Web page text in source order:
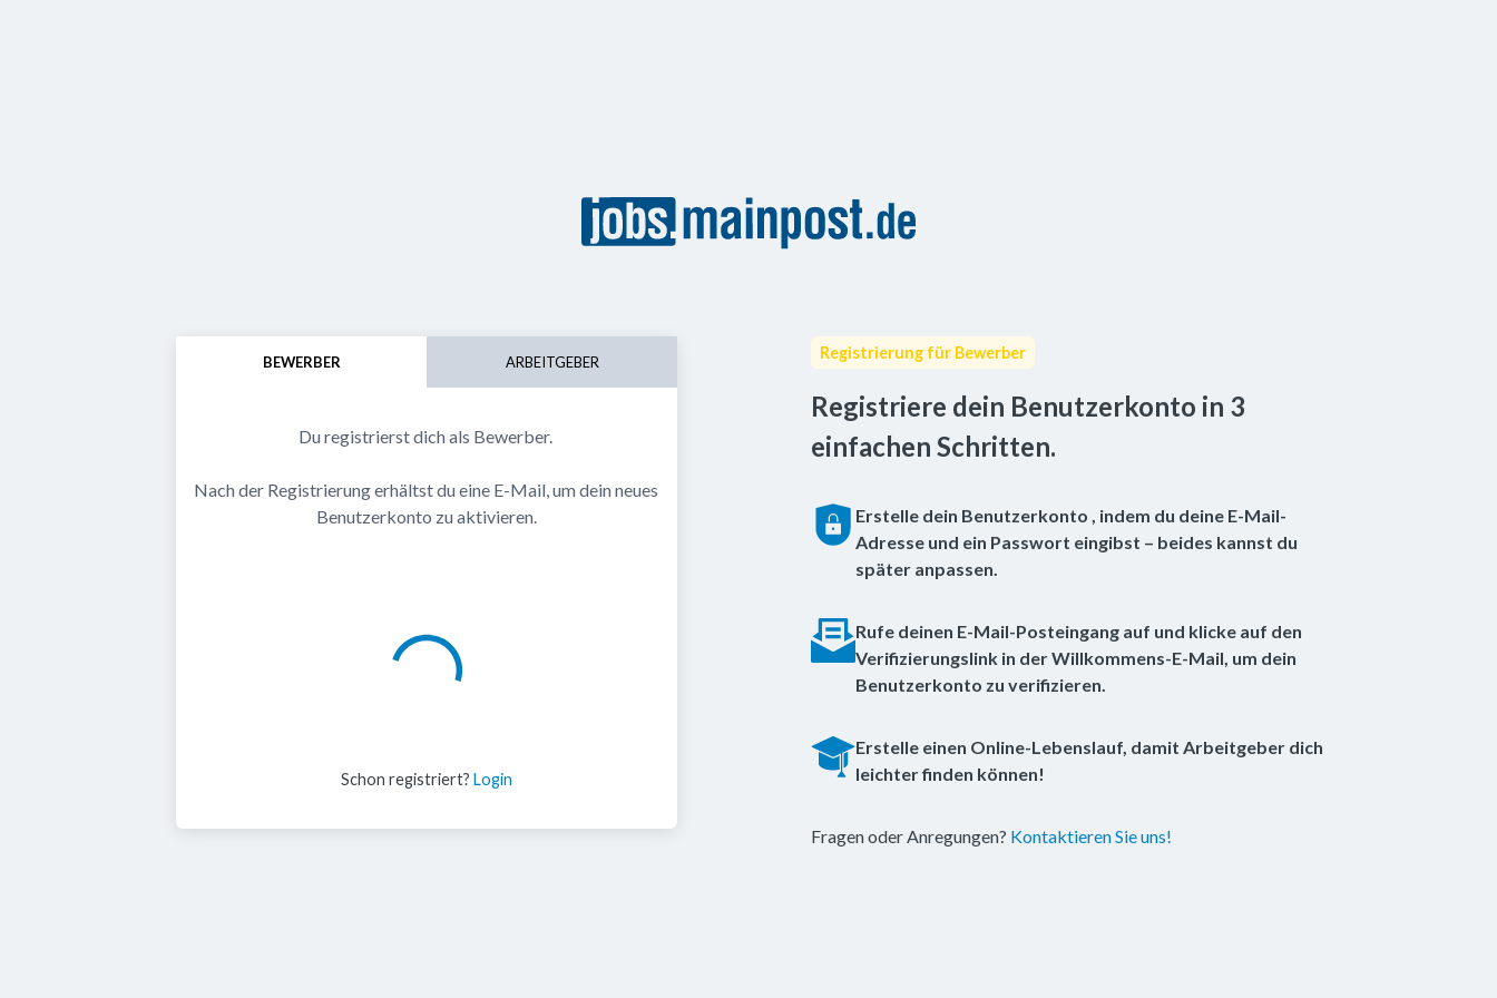
Neues Benutzerkonto registrieren
BEWERBER ARBEITGEBER
Du registrierst dich als Bewerber.
Nach der Registrierung erhältst du eine E-Mail, um dein neues
Benutzerkonto zu aktivieren.
Schon registriert? Login
Registrierung für Bewerber
Registriere dein Benutzerkonto in 3
einfachen Schritten.
Erstelle dein Benutzerkonto , indem du deine E-Mail-
Adresse und ein Passwort eingibst – beides kannst du
später anpassen.
Rufe deinen E-Mail-Posteingang auf und klicke auf den
Verifizierungslink in der Willkommens-E-Mail, um dein
Benutzerkonto zu verifizieren.
Erstelle einen Online-Lebenslauf, damit Arbeitgeber dich
leichter finden können!
Fragen oder Anregungen? Kontaktieren Sie uns!